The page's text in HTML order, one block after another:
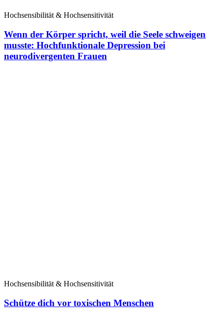
Hochsensibilität & Hochsensitivität
Wenn der Körper spricht, weil die Seele schweigen
musste: Hochfunktionale Depression bei
neurodivergenten Frauen
Hochsensibilität & Hochsensitivität
Schütze dich vor toxischen Menschen